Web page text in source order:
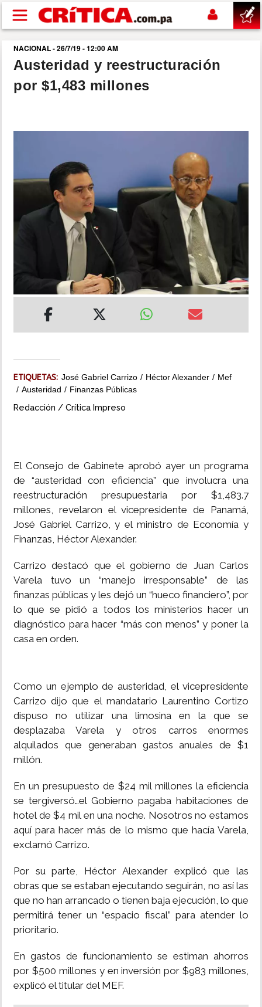
Pasar al contenido principal
buscar
SUCESOS
SHOW
DEPORTES
MULTIMEDIA
NACIONAL - 26/7/19 - 12:00 AM
Austeridad y reestructuración
por $1,483 millones
ETIQUETAS: José Gabriel Carrizo Héctor Alexander
Mef
Austeridad
Finanzas Públicas
Redacción / Crítica Impreso
El Consejo de Gabinete aprobó ayer un programa
de “austeridad con eficiencia” que involucra una
reestructuración presupuestaria por $1,483.7
millones, revelaron el vicepresidente de Panamá,
José Gabriel Carrizo, y el ministro de Economía y
Finanzas, Héctor Alexander.
Carrizo destacó que el gobierno de Juan Carlos
Varela tuvo un “manejo irresponsable” de las
finanzas públicas y les dejó un “hueco financiero”, por
lo que se pidió a todos los ministerios hacer un
diagnóstico para hacer “más con menos” y poner la
casa en orden.
Como un ejemplo de austeridad, el vicepresidente
Carrizo dijo que el mandatario Laurentino Cortizo
dispuso no utilizar una limosina en la que se
desplazaba Varela y otros carros enormes
alquilados que generaban gastos anuales de $1
millón.
En un presupuesto de $24 mil millones la eficiencia
se tergiversó…el Gobierno pagaba habitaciones de
hotel de $4 mil en una noche. Nosotros no estamos
aquí para hacer más de lo mismo que hacía Varela,
exclamó Carrizo.
Por su parte, Héctor Alexander explicó que las
obras que se estaban ejecutando seguirán, no así las
que no han arrancado o tienen baja ejecución, lo que
permitirá tener un “espacio fiscal” para atender lo
prioritario.
En gastos de funcionamiento se estiman ahorros
por $500 millones y en inversión por $983 millones,
explicó el titular del MEF.